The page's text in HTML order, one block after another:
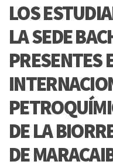
LOS
LA SEDE
PRESENTES
DE LA
DE